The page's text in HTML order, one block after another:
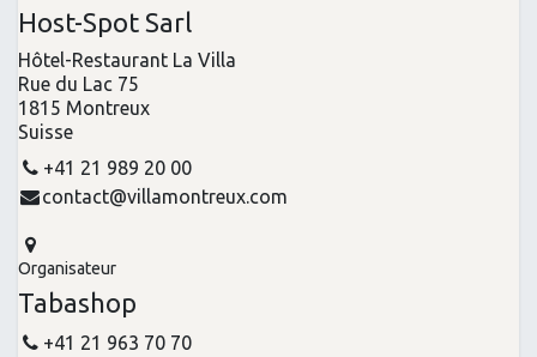
Host-Spot Sarl
Hôtel-Restaurant La Villa
Rue du Lac 75
1815 Montreux
Suisse
+41 21 989 20 00
contact@villamontreux.com
Organisateur
Tabashop
+41 21 963 70 70